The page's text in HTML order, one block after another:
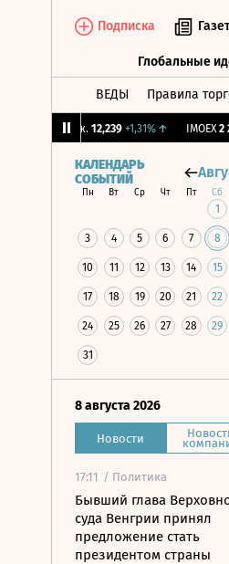
Подписка
Глобальные
ВЕДЫ Правила
12,239 +1,31%↑ IMOEX 2
КАЛЕНДАРЬ
СОБЫТИЙ
Пн Вт Ср Чт Пт Сб
1
3 4 5 6 7 8
10 11 12 13 14 15
17 18 19 20 21 22
24 25 26 27 28 29
31
8 августа 2026
Новости
17:11 / Политика
Бывший глава
суда Венгрии принял
предложение стать
президентом страны